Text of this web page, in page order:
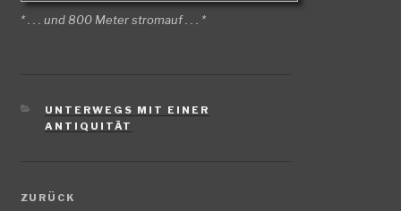
* . . . und 800 Meter stromauf . . . *
KATEGORIEN
UNTERWEGS MIT EINER
ANTIQUITÄT
Beitragsnavigation
Vorheriger
ZURÜCK